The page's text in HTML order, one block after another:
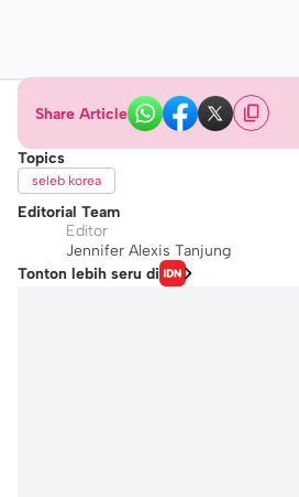
Share Article
Topics
seleb korea
Editorial Team
Editor
Jennifer Alexis Tanjung
Tonton lebih seru di